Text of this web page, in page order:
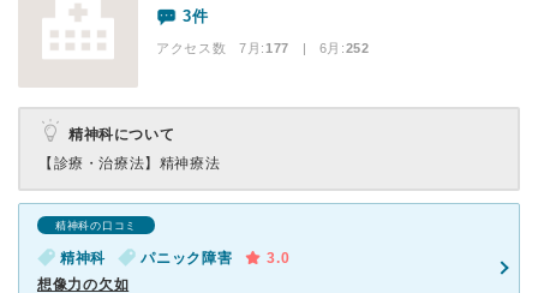
3件
アクセス数 7月:177 | 6月:252
精神科について
【診療・治療法】 精神療法
精神科の口コミ
精神科 パニック障害
3.0
想像力の欠如